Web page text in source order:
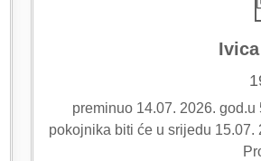
preminuo 14.07. 2026.
pokojnika biti će u srijedu